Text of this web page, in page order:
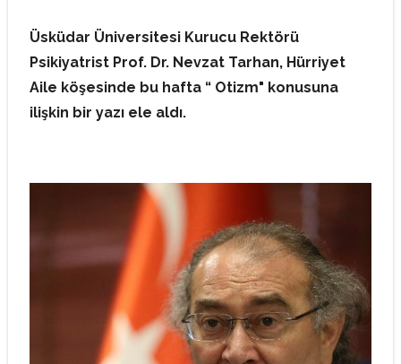
Üsküdar Üniversitesi Kurucu Rektörü
Psikiyatrist Prof. Dr. Nevzat Tarhan, Hürriyet
Aile köşesinde bu hafta “ Otizm" konusuna
ilişkin bir yazı ele aldı.